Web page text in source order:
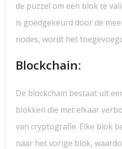
de puzzel om een blok te
is goedgekeurd door de
nodes, wordt het
Blockchain:
De blockchain bestaat uit
blokken die met elkaar
van cryptografie. Elke blok
naar het vorige blok,